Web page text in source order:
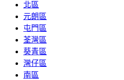
北區
元朗區
屯門區
荃灣區
葵青區
灣仔區
南區